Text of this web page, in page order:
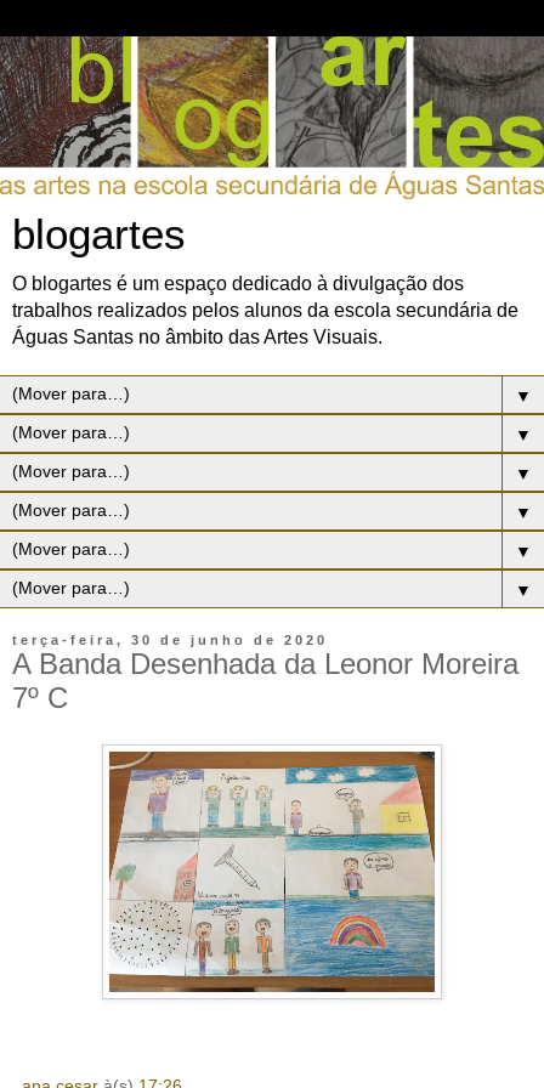
blogartes
O blogartes é um espaço dedicado à divulgação dos
trabalhos realizados pelos alunos da escola secundária de
Águas Santas no âmbito das Artes Visuais.
▼
▼
▼
▼
▼
▼
terça-feira, 30 de junho de 2020
A Banda Desenhada da Leonor Moreira
7º C